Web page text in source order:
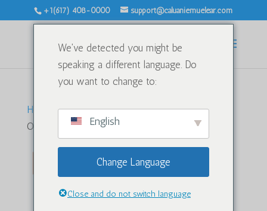
+1(617) 408-0000 support@caluaniemuelear.com
Heim /Schweres Wasser/ Caluanie Muelear
Oxidize 50Liters
We've detected you might be
speaking a different language. Do
you want to change to:
English
Change Language
Close and do not switch language